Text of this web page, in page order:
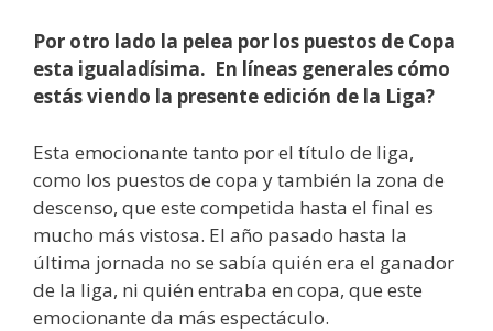
Por otro lado la pelea por los puestos de Copa
esta igualadísima. En líneas generales cómo
estás viendo la presente edición de la Liga?
Esta emocionante tanto por el título de liga,
como los puestos de copa y también la zona de
descenso, que este competida hasta el final es
mucho más vistosa. El año pasado hasta la
última jornada no se sabía quién era el ganador
de la liga, ni quién entraba en copa, que este
emocionante da más espectáculo.